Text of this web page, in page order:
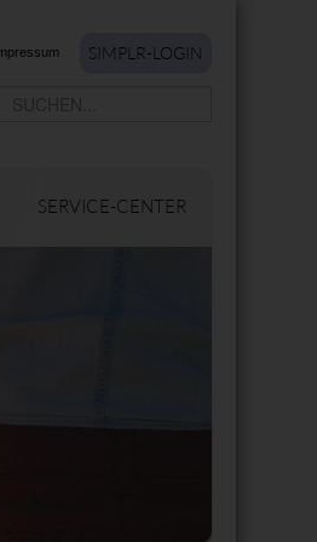
SIMPLR-LOGIN
SERVICE-CENTER